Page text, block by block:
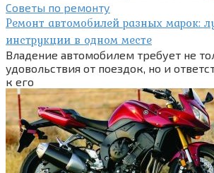
Советы по ремонту
Ремонт автомобилей разных марок:
инструкции в одном месте
Владение автомобилем требует не
удовольствия от поездок, но и
к его